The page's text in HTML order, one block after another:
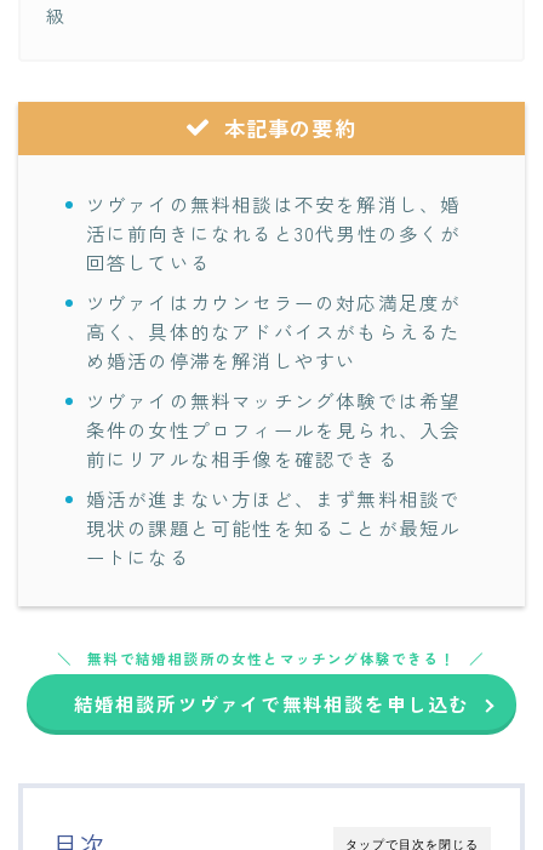
級
本記事の要約
ツヴァイの無料相談は不安を解消し、婚
活に前向きになれると30代男性の多くが
回答している
ツヴァイはカウンセラーの対応満足度が
高く、具体的なアドバイスがもらえるた
め婚活の停滞を解消しやすい
ツヴァイの無料マッチング体験では希望
条件の女性プロフィールを見られ、入会
前にリアルな相手像を確認できる
婚活が進まない方ほど、まず無料相談で
現状の課題と可能性を知ることが最短ル
ートになる
無料で結婚相談所の女性とマッチング体験できる！
結婚相談所ツヴァイで無料相談を申し込む
タップで目次を閉じる